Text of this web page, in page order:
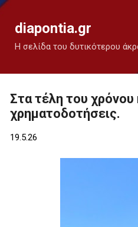
diapontia.gr
Η σελίδα του δυτικότερου
Στα τέλη του χρόνου
χρηματοδοτήσεις.
19.5.26